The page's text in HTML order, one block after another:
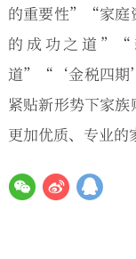
的重要性”“家庭
的成功之道”“
道”“‘金税四期
紧贴新形势下家
更加优质、专业的